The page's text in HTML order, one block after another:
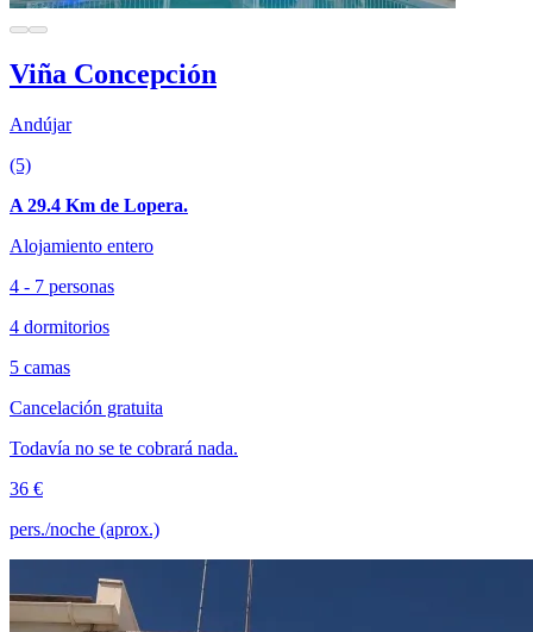
Viña Concepción
Andújar
(5)
A 29.4 Km de Lopera.
Alojamiento entero
4 - 7 personas
4 dormitorios
5 camas
Cancelación gratuita
Todavía no se te cobrará nada.
36 €
pers./noche (aprox.)